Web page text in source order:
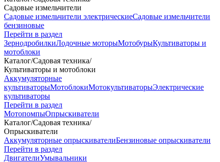
Садовые измельчители
Садовые измельчители электрическиеСадовые измельчители
бензиновые
Перейти в раздел
ЗернодробилкиЛодочные моторыМотобурыКультиваторы и
мотоблоки
Каталог/Садовая техника/
Культиваторы и мотоблоки
Аккумуляторные
культиваторыМотоблокиМотокультиваторыЭлектрические
культиваторы
Перейти в раздел
МотопомпыОпрыскиватели
Каталог/Садовая техника/
Опрыскиватели
Аккумуляторные опрыскивателиБензиновые опрыскиватели
Перейти в раздел
ДвигателиУмывальники